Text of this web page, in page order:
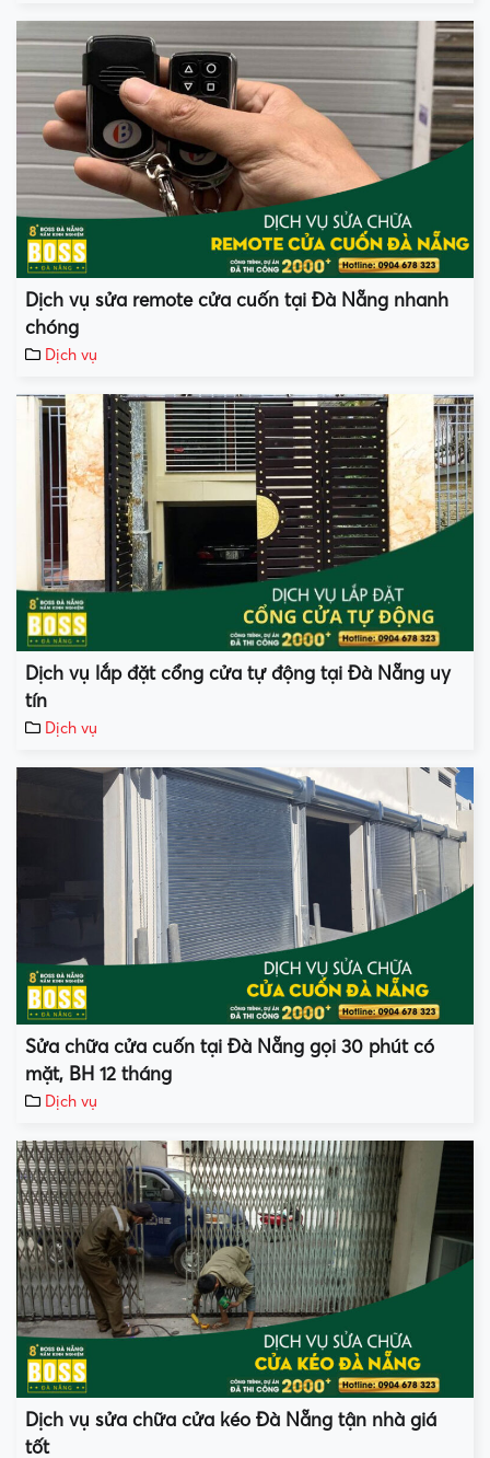
Dịch vụ sửa remote cửa cuốn tại Đà Nẵng nhanh
chóng
Dịch vụ
Dịch vụ lắp đặt cổng cửa tự động tại Đà Nẵng uy
tín
Dịch vụ
Sửa chữa cửa cuốn tại Đà Nẵng gọi 30 phút có
mặt, BH 12 tháng
Dịch vụ
Dịch vụ sửa chữa cửa kéo Đà Nẵng tận nhà giá
tốt